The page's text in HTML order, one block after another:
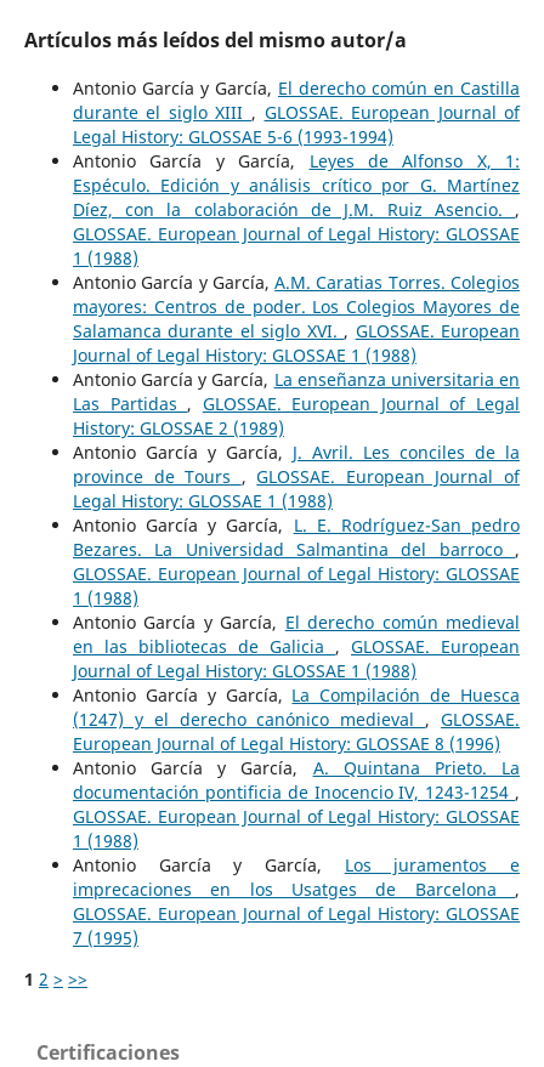
Artículos más leídos del mismo autor/a
Antonio García y García, El derecho común en Castilla
durante el siglo XIII , GLOSSAE. European Journal of
Legal History: GLOSSAE 5-6 (1993-1994)
Antonio García y García, Leyes de Alfonso X, 1:
Espéculo. Edición y análisis crítico por G. Martínez
Díez, con la colaboración de J.M. Ruiz Asencio. ,
GLOSSAE. European Journal of Legal History: GLOSSAE
1 (1988)
Antonio García y García,A.M. Caratias Torres. Colegios
mayores: Centros de poder. Los Colegios Mayores de
Salamanca durante el siglo XVI. , GLOSSAE. European
Journal of Legal History: GLOSSAE 1 (1988)
Antonio García y García, La enseñanza universitaria en
Las Partidas , GLOSSAE. European Journal of Legal
History: GLOSSAE 2 (1989)
Antonio García y García, J. Avril. Les conciles de la
province de Tours ,GLOSSAE. European Journal of
Legal History: GLOSSAE 1 (1988)
Antonio García y García, L. E. Rodríguez-San pedro
Bezares. La Universidad Salmantina del barroco ,
GLOSSAE. European Journal of Legal History: GLOSSAE
1 (1988)
Antonio García y García, El derecho común medieval
en las bibliotecas de Galicia ,GLOSSAE. European
Journal of Legal History: GLOSSAE 1 (1988)
Antonio García y García, La Compilación de Huesca
(1247) y el derecho canónico medieval ,GLOSSAE.
European Journal of Legal History: GLOSSAE 8 (1996)
Antonio García y García, A. Quintana Prieto. La
documentación pontificia de Inocencio IV, 1243-1254 ,
GLOSSAE. European Journal of Legal History: GLOSSAE
1 (1988)
Antonio García y García, Los juramentos e
imprecaciones en los Usatges de Barcelona ,
GLOSSAE. European Journal of Legal History: GLOSSAE
7 (1995)
1 2 > >>
Certificaciones